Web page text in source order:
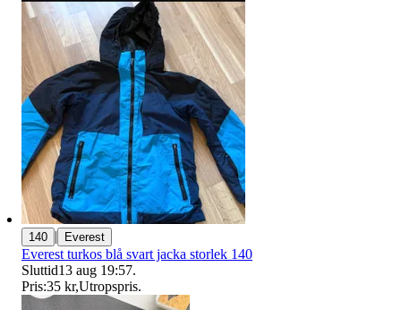
140 | Everest
Everest turkos blå svart jacka storlek 140
Sluttid13 aug 19:57.
Pris:35 kr,Utropspris.